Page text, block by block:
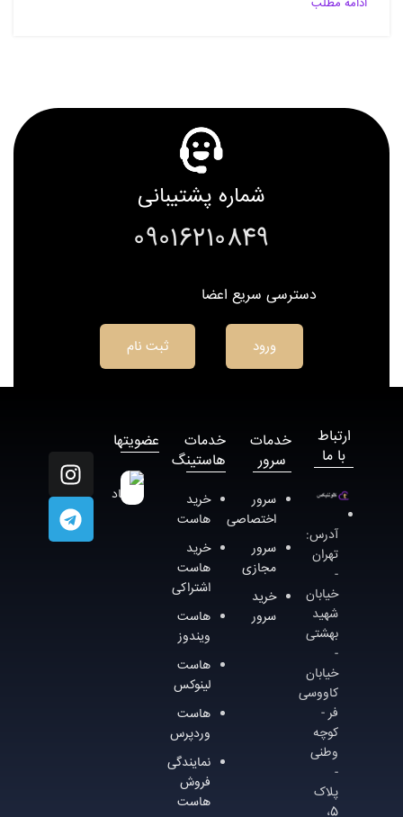
ادامه مطلب
شماره پشتیبانی
09016210849
دسترسی سریع اعضا
ورود ثبت نام
ارتباط
با ما
آدرس:
تهران
-
خيابان
شهيد
بهشتی
-
خيابان
کاووسی
فر -
کوچه
وطنی
-
پلاک
5،
خدمات
سرور
سرور
اختصاصی
سرور
مجازی
خرید
سرور
خدمات
هاستینگ
خريد
هاست
خريد
هاست
اشتراکی
هاست
ویندوز
هاست
لینوکس
هاست
وردپرس
نمایندگی
فروش
هاست
عضویتها